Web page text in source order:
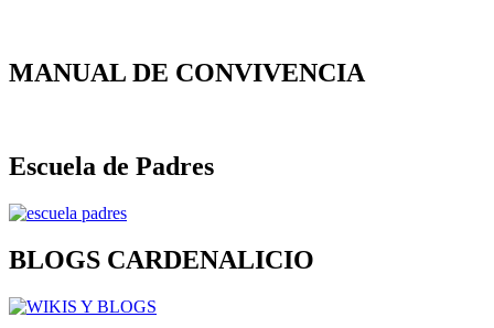
MANUAL DE CONVIVENCIA
Escuela de Padres
BLOGS CARDENALICIO